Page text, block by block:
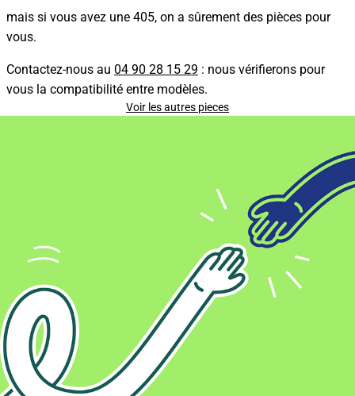
mais si vous avez une 405, on a sûrement des pièces pour
vous.
Contactez-nous au 04 90 28 15 29 : nous vérifierons pour
vous la compatibilité entre modèles.
Voir les autres pieces